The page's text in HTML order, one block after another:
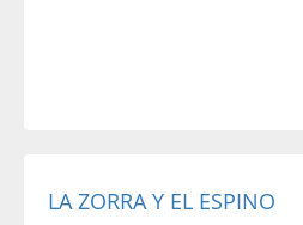
LA ZORRA Y EL ESPINO